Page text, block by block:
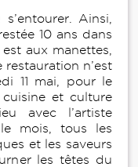
Ainsi,
10 ans dans
aux manettes,
n’est
11 mai, pour le
et culture
avec l’artiste
mois, tous les
et les saveurs
les têtes du